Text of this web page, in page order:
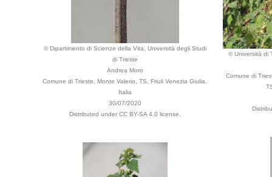
© Dipartimento di Scienze della Vita, Università degli Studi
di Trieste
Andrea Moro
Comune di Trieste, Monte Valerio, TS, Friuli Venezia Giulia,
Italia
30/07/2020
Distributed under CC BY-SA 4.0 license.
© Università di
Comune di